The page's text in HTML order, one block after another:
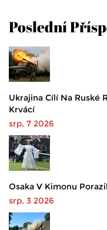
Poslední
Ukrajina Cílí Na Ruské
Krvácí
srp, 7 2026
Osaka V Kimonu
srp, 3 2026